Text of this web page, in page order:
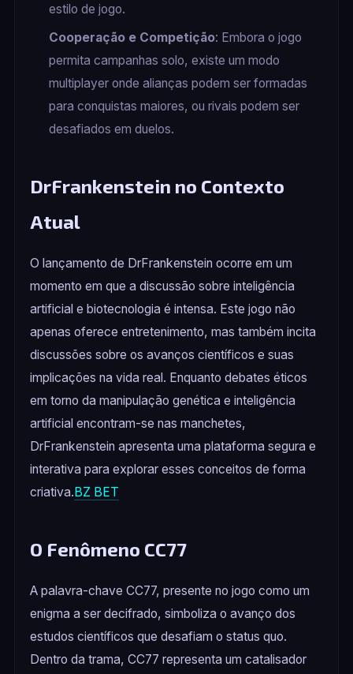
estilo de jogo.
Cooperação e Competição: Embora o jogo
permita campanhas solo, existe um modo
multiplayer onde alianças podem ser formadas
para conquistas maiores, ou rivais podem ser
desafiados em duelos.
DrFrankenstein no Contexto
Atual
O lançamento de DrFrankenstein ocorre em um
momento em que a discussão sobre inteligência
artificial e biotecnologia é intensa. Este jogo não
apenas oferece entretenimento, mas também incita
discussões sobre os avanços científicos e suas
implicações na vida real. Enquanto debates éticos
em torno da manipulação genética e inteligência
artificial encontram-se nas manchetes,
DrFrankenstein apresenta uma plataforma segura e
interativa para explorar esses conceitos de forma
criativa.BZ BET
O Fenômeno CC77
A palavra-chave CC77, presente no jogo como um
enigma a ser decifrado, simboliza o avanço dos
estudos científicos que desafiam o status quo.
Dentro da trama, CC77 representa um catalisador